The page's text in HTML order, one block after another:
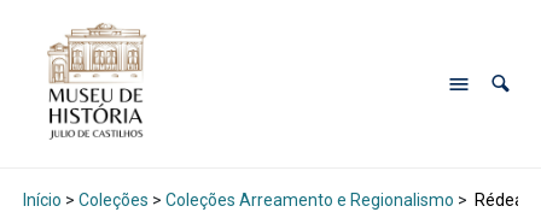
Início > Coleções > Coleções Arreamento e Regionalismo > Rédeas